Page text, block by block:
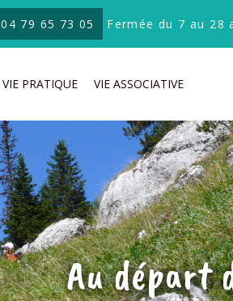
04 79 65 73 05 Fermée du 7 au 28
VIE PRATIQUE VIE ASSOCIATIVE
Au départ